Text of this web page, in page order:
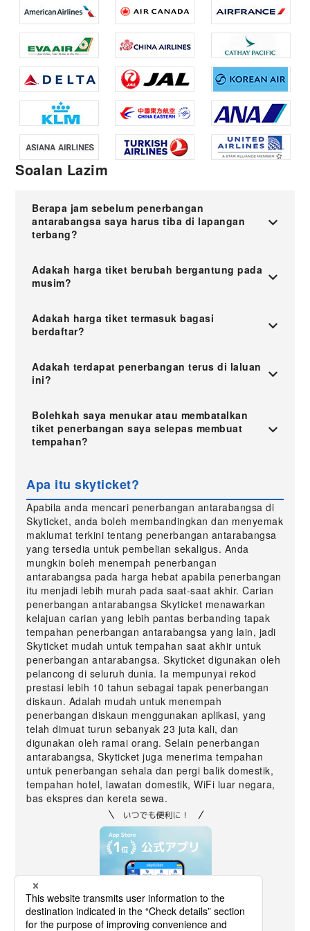
Soalan Lazim
Berapa jam sebelum penerbangan
antarabangsa saya harus tiba di lapangan
terbang?
Adakah harga tiket berubah bergantung pada
musim?
Adakah harga tiket termasuk bagasi
berdaftar?
Adakah terdapat penerbangan terus di laluan
ini?
Bolehkah saya menukar atau membatalkan
tiket penerbangan saya selepas membuat
tempahan?
Apa itu skyticket?
Apabila anda mencari penerbangan antarabangsa di
Skyticket, anda boleh membandingkan dan menyemak
maklumat terkini tentang penerbangan antarabangsa
yang tersedia untuk pembelian sekaligus. Anda
mungkin boleh menempah penerbangan
antarabangsa pada harga hebat apabila penerbangan
itu menjadi lebih murah pada saat-saat akhir. Carian
penerbangan antarabangsa Skyticket menawarkan
kelajuan carian yang lebih pantas berbanding tapak
tempahan penerbangan antarabangsa yang lain, jadi
Skyticket mudah untuk tempahan saat akhir untuk
penerbangan antarabangsa. Skyticket digunakan oleh
pelancong di seluruh dunia. Ia mempunyai rekod
prestasi lebih 10 tahun sebagai tapak penerbangan
diskaun. Adalah mudah untuk menempah
penerbangan diskaun menggunakan aplikasi, yang
telah dimuat turun sebanyak 23 juta kali, dan
digunakan oleh ramai orang. Selain penerbangan
antarabangsa, Skyticket juga menerima tempahan
untuk penerbangan sehala dan pergi balik domestik,
tempahan hotel, lawatan domestik, WiFi luar negara,
bas ekspres dan kereta sewa.